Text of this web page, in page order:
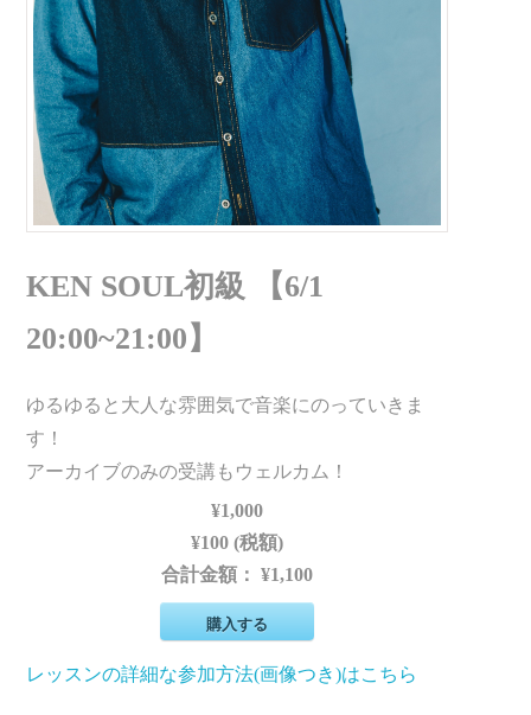
KEN SOUL初級 【6/1
20:00~21:00】
ゆるゆると大人な雰囲気で音楽にのっていきま
す！
アーカイブのみの受講もウェルカム！
¥1,000
¥100 (税額)
合計金額：¥1,100
購入する
レッスンの詳細な参加方法(画像つき)はこちら